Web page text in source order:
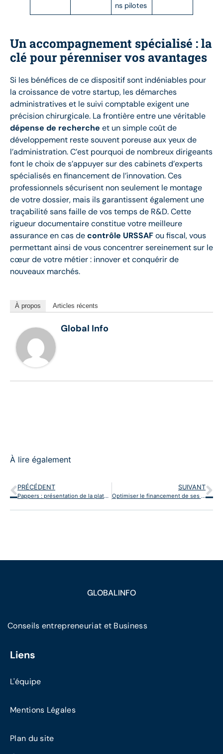
ns pilotes
Un accompagnement spécialisé : la
clé pour pérenniser vos avantages
Si les bénéfices de ce dispositif sont indéniables pour
la croissance de votre startup, les démarches
administratives et le suivi comptable exigent une
précision chirurgicale. La frontière entre une véritable
dépense de recherche et un simple coût de
développement reste souvent poreuse aux yeux de
l’administration. C’est pourquoi de nombreux dirigeants
font le choix de s’appuyer sur des cabinets d’experts
spécialisés en financement de l’innovation. Ces
professionnels sécurisent non seulement le montage
de votre dossier, mais ils garantissent également une
traçabilité sans faille de vos temps de R&D. Cette
rigueur documentaire constitue votre meilleure
assurance en cas decontrôle URSSAFou fiscal, vous
permettant ainsi de vous concentrer sereinement sur le
cœur de votre métier : innover et conquérir de
nouveaux marchés.
À propos Articles récents
Global Info
À lire également
PRÉCÉDENT
Pappers : présentation de la plateforme d’information sur les entreprises françaises
SUIVANT
Optimiser le financement de ses actifs immobiliers en tant que dirigeant
GLOBALINFO
Conseils entrepreneuriat et Business
Liens
L'équipe
Mentions Légales
Plan du site